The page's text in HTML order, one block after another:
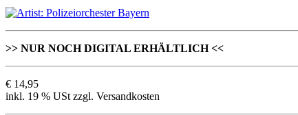
>> NUR NOCH DIGITAL ERHÄLTLICH <<
€ 14,95
inkl. 19 % USt zzgl. Versandkosten